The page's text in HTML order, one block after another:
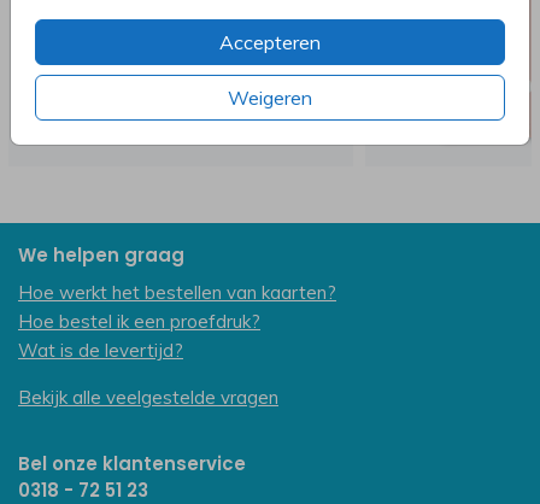
Accepteren
Weigeren
We helpen graag
Hoe werkt het bestellen van kaarten?
Hoe bestel ik een proefdruk?
Wat is de levertijd?
Bekijk alle veelgestelde vragen
Bel onze klantenservice
0318 - 72 51 23